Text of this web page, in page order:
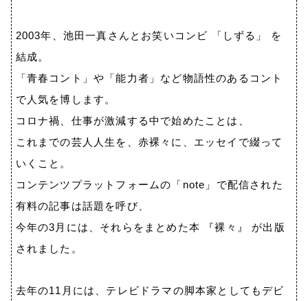
2003年、池田一真さんとお笑いコンビ 「しずる」 を
結成。
「青春コント」や「能力者」など物語性のあるコント
で人気を博します。
コロナ禍、仕事が激減する中で始めたことは、
これまでの芸人人生を、赤裸々に、エッセイで綴って
いくこと。
コンテンツプラットフォームの「 note 」で配信された
有料の記事は話題を呼び、
今年の3 月には、それらをまとめた本 『裸々』 が出版
されました。
去年の11 月には、テレビドラマの脚本家としてもデビ